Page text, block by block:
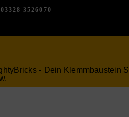
03328 3526070